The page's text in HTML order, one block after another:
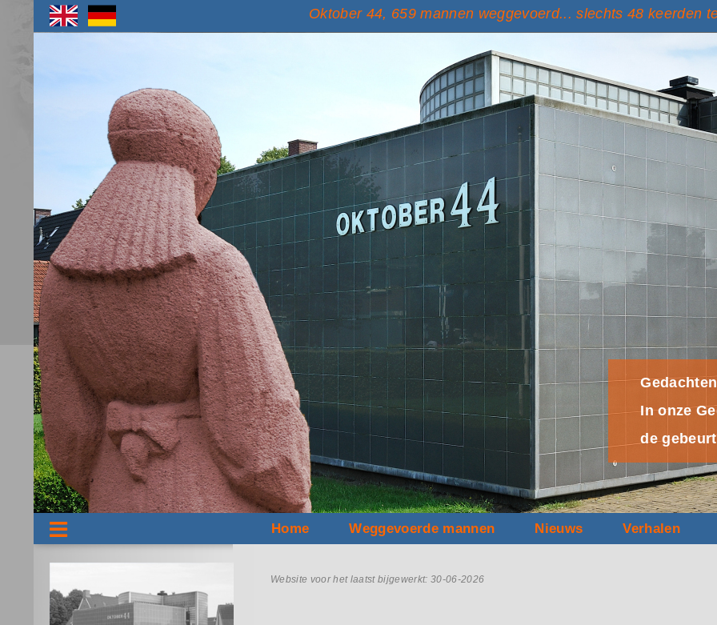
Oktober 44, 659 mannen weggevoerd... slechts 48 keerden
In onze
de
Uit
Een
Trudy van
Meer dan
Vogel, na
Janna Muis,
"Vergeten
Nog altijd
Home Weggevoerde mannen Nieuws Verhalen
Website voor het laatst bijgewerkt: 30-06-2026